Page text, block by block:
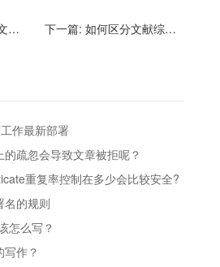
？ 下一篇: 如何区分文献综述、系统综述、Meta分析？
作最新部署
疏忽会导致文章被拒呢？
重复率控制在多少会比较安全?
名的规则
怎么写？
作？